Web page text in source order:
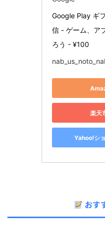
Google Play ギ
信 - ゲーム、ア
ろう - ¥100
楽天
Yahoo!シ
おす